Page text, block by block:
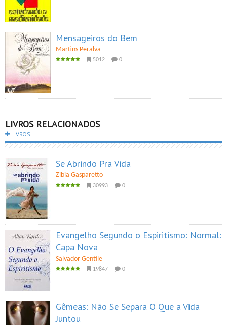
Mensageiros do Bem
Martins Peralva
5012 0
LIVROS RELACIONADOS
LIVROS
Se Abrindo Pra Vida
Zibia Gasparetto
30993 0
Evangelho Segundo o Espiritismo: Normal:
Capa Nova
Salvador Gentile
19847 0
Gêmeas: Não Se Separa O Que a Vida
Juntou